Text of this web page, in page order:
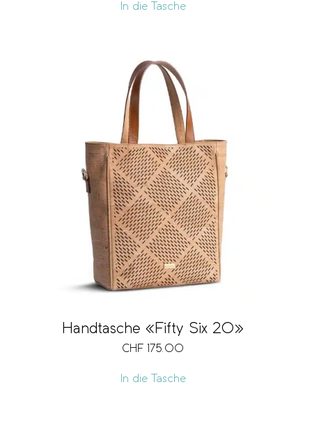
In die Tasche
Handtasche «Fifty Six 20»
CHF 175.00
In die Tasche